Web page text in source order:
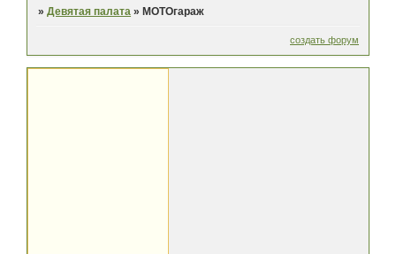
»Девятая палата » МОТОгараж
создать форум